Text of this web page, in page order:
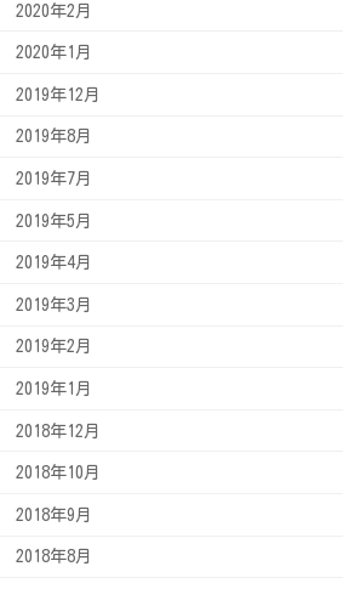
2020年2月
2020年1月
2019年12月
2019年8月
2019年7月
2019年5月
2019年4月
2019年3月
2019年2月
2019年1月
2018年12月
2018年10月
2018年9月
2018年8月